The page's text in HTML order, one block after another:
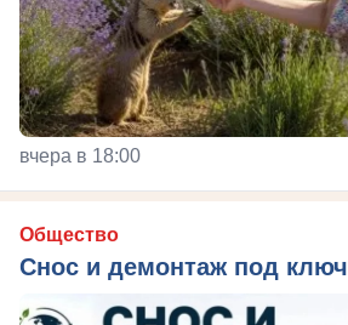
вчера в 18:00
Общество
Снос и демонтаж под ключ